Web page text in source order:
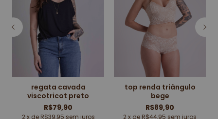
regata cavada
viscotricot preto
R$79,90
2 x de R$39,95 sem juros
top renda triângulo
bege
R$89,90
2 x de R$44,95 sem juros